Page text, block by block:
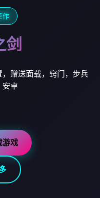
作
剑
赠送面载，窍门，步兵
安卓
游戏